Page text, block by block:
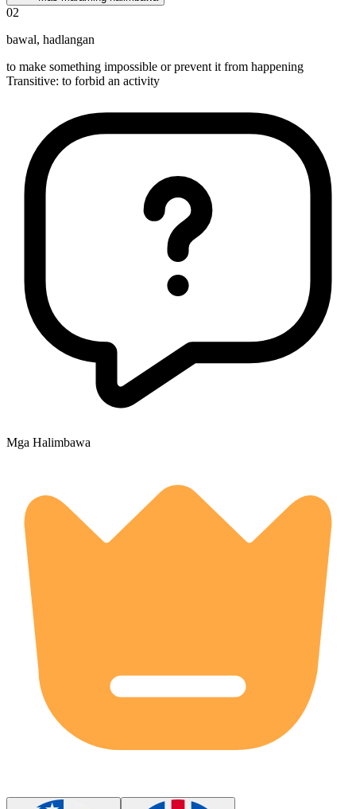
02
bawal, hadlangan
to make something impossible or prevent it from happening
Transitive: to forbid an activity
Mga Halimbawa